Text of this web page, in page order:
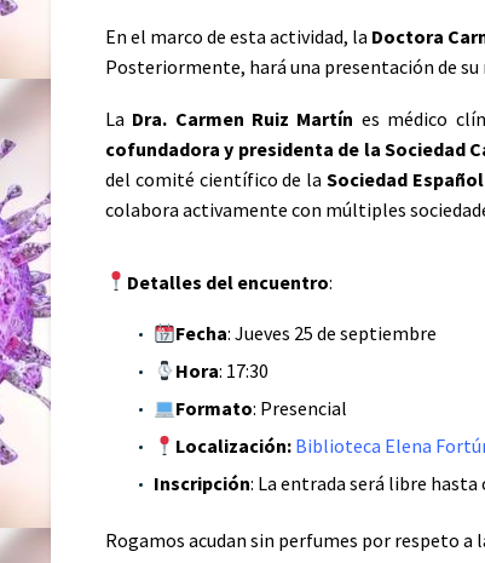
En el marco de esta actividad, la Doctora
Posteriormente, hará una presentación de su
La Dra. Carmen Ruiz Martín es médico
cofundadora y presidenta de la Sociedad
del comité científico de la Sociedad
colabora activamente con múltiples
Detalles del encuentro:
Fecha: Jueves 25 de septiembre
Hora: 17:30
Formato: Presencial
Localización: Biblioteca Elena
Inscripción: La entrada será libre
Rogamos acudan sin perfumes por respeto